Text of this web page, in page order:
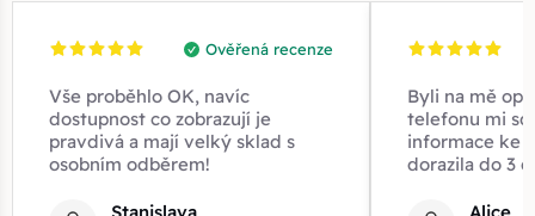
Ověřená recenze
Vše proběhlo OK, navíc
dostupnost co zobrazují je
pravdivá a mají velký sklad s
osobním odběrem!
Byli na mě
telefonu mi
informace ke
dorazila do 3